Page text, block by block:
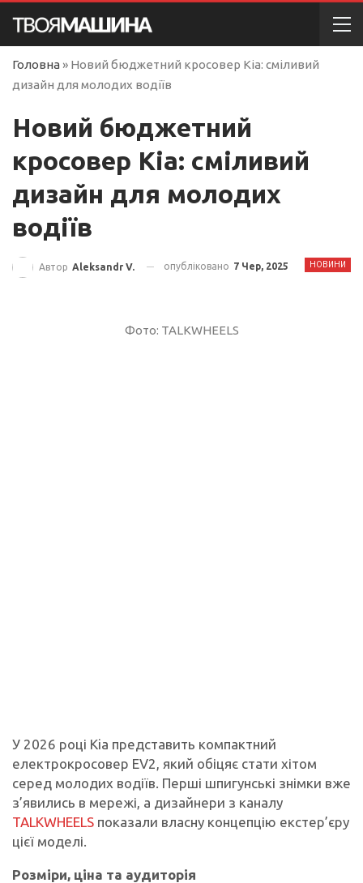
Головна » Новий бюджетний кросовер Kia: сміливий
дизайн для молодих водіїв
Новий бюджетний
кросовер Kia: сміливий
дизайн для молодих
водіїв
НОВИНИ
Автор Aleksandr V. опубліковано 7 Чер, 2025
Фото: TALKWHEELS
У 2026 році Kia представить компактний
електрокросовер EV2, який обіцяє стати хітом
серед молодих водіїв. Перші шпигунські знімки вже
з’явились в мережі, а дизайнери з каналу
TALKWHEELS показали власну концепцію екстер’єру
цієї моделі.
Розміри, ціна та аудиторія